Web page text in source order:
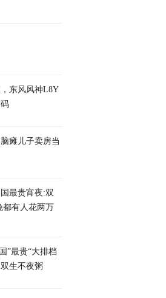
东风风神L8Y
瘫儿子卖房当
最贵宵夜:双
都有人花两万
”最贵“大排档
生不夜粥